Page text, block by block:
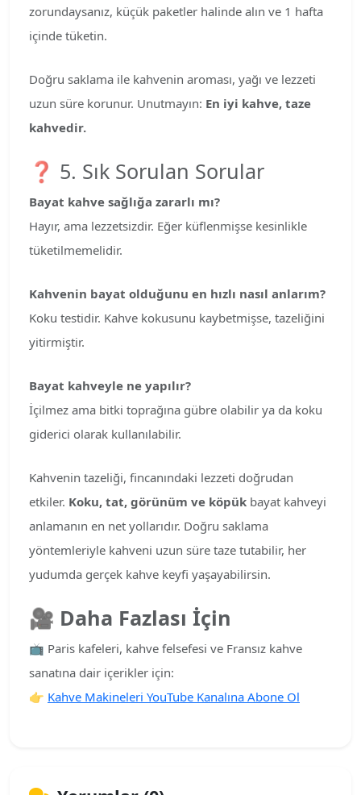
zorundaysanız, küçük paketler halinde alın ve 1 hafta
içinde tüketin.
Doğru saklama ile kahvenin aroması, yağı ve lezzeti
uzun süre korunur. Unutmayın: En iyi kahve, taze
kahvedir.
❓ 5. Sık Sorulan Sorular
Bayat kahve sağlığa zararlı mı?
Hayır, ama lezzetsizdir. Eğer küflenmişse kesinlikle
tüketilmemelidir.
Kahvenin bayat olduğunu en hızlı nasıl anlarım?
Koku testidir. Kahve kokusunu kaybetmişse, tazeliğini
yitirmiştir.
Bayat kahveyle ne yapılır?
İçilmez ama bitki toprağına gübre olabilir ya da koku
giderici olarak kullanılabilir.
Kahvenin tazeliği, fincanındaki lezzeti doğrudan
etkiler. Koku, tat, görünüm ve köpük bayat kahveyi
anlamanın en net yollarıdır. Doğru saklama
yöntemleriyle kahveni uzun süre taze tutabilir, her
yudumda gerçek kahve keyfi yaşayabilirsin.
🎥 Daha Fazlası İçin
📺 Paris kafeleri, kahve felsefesi ve Fransız kahve
sanatına dair içerikler için:
👉 Kahve Makineleri YouTube Kanalına Abone Ol